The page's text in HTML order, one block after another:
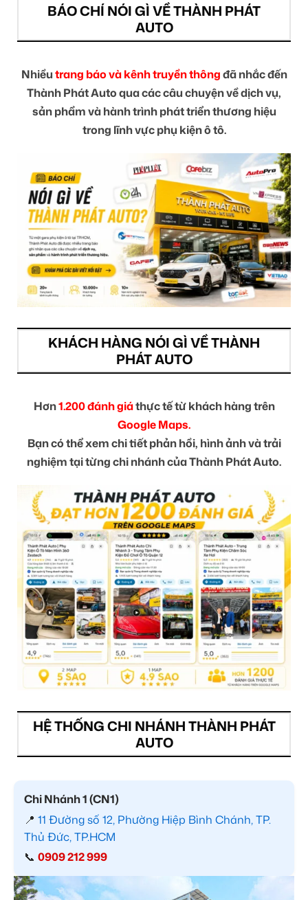
BÁO CHÍ NÓI GÌ VỀ THÀNH PHÁT
AUTO
Nhiềutrang báo và kênh truyền thôngđã nhắc đến
Thành Phát Auto qua các câu chuyện về dịch vụ,
sản phẩm và hành trình phát triển thương hiệu
trong lĩnh vực phụ kiện ô tô.
KHÁCH HÀNG NÓI GÌ VỀ THÀNH
PHÁT AUTO
Hơn1.200 đánh giáthực tế từ khách hàng trên
Google Maps.
Bạn có thể xem chi tiết phản hồi, hình ảnh và trải
nghiệm tại từng chi nhánh của Thành Phát Auto.
HỆ THỐNG CHI NHÁNH THÀNH PHÁT
AUTO
Chi Nhánh 1 (CN1)
📍 11 Đường số 12, Phường Hiệp Bình Chánh, TP.
Thủ Đức, TP.HCM
📞 0909 212 999